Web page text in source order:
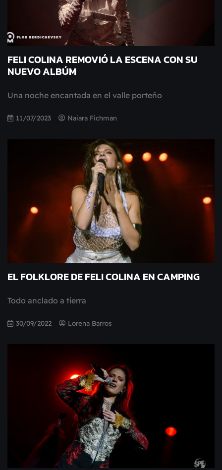
FELI COLINA REMOVIÓ LA ESCENA CON SU
NUEVO ALBÚM
Una noche encantada en el valle porteño
11/07/2023 Naiara Fichman
EL FOLKLORE DE FELI COLINA EN CAMPING
Todo anclado a tierra
30/09/2022 Lorena Barros